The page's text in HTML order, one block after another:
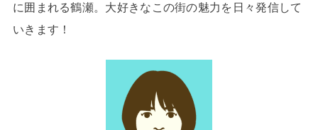
に囲まれる鶴瀬。大好きなこの街の魅力を日々発信して
いきます！